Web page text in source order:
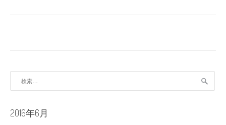
ー
シ
ョ
2016年6月